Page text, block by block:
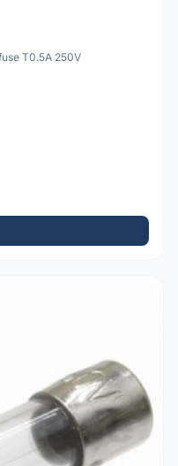
T0.5A 250V